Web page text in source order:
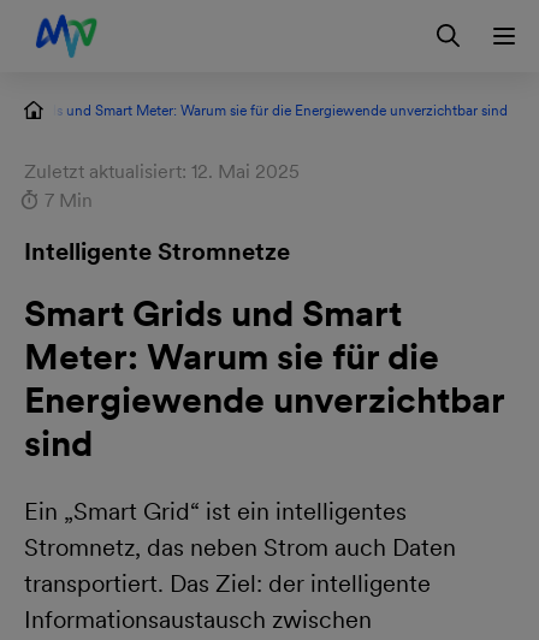
Zur Hauptnavigation springen
Zur Servicelasche springen
Zum Hauptinhalt springen
Zur Footernavigation springen
Login
Grids und Smart Meter: Warum sie für die Energiewende unverzichtbar sind
Zuletzt aktualisiert: 12. Mai 2025
7 Min
Intelligente Stromnetze
Smart Grids und Smart
Meter: Warum sie für die
Energiewende unverzichtbar
sind
Ein „Smart Grid“ ist ein intelligentes
Stromnetz, das neben Strom auch Daten
transportiert. Das Ziel: der intelligente
Informationsaustausch zwischen